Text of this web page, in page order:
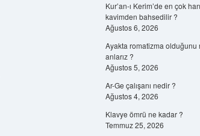
Kur’an-ı Kerim’de en çok
kavimden bahsedilir ?
Ağustos 6, 2026
Ayakta romatizma olduğunu
anlarız ?
Ağustos 5, 2026
Ar-Ge çalışanı nedir ?
Ağustos 4, 2026
Klavye ömrü ne kadar ?
Temmuz 25, 2026